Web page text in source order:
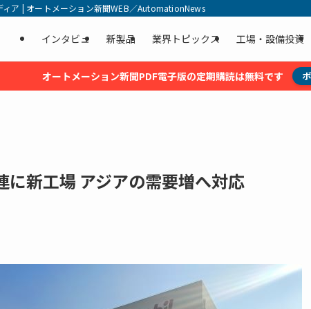
ア | オートメーション新聞WEB／AutomationNews
インタビュ 新製品 業界トピックス 工場・設備投資
オートメーション新聞PDF電子版の定期購読は無料です
に新工場 アジアの需要増へ対応